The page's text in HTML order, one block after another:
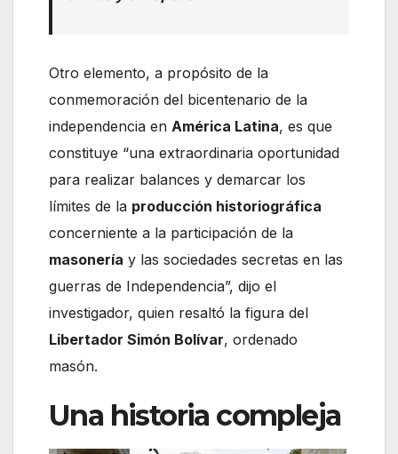
Otro elemento, a propósito de la
conmemoración del bicentenario de la
independencia en América Latina, es que
constituye “una extraordinaria oportunidad
para realizar balances y demarcar los
límites de la producción historiográfica
concerniente a la participación de la
masonería y las sociedades secretas en las
guerras de Independencia”, dijo el
investigador, quien resaltó la figura del
Libertador Simón Bolívar, ordenado
masón.
Una historia compleja